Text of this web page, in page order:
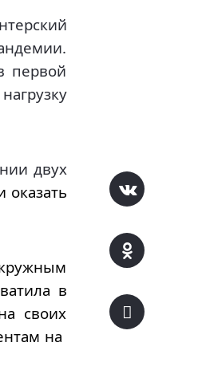
первой
двух
оказать
в
своих
на